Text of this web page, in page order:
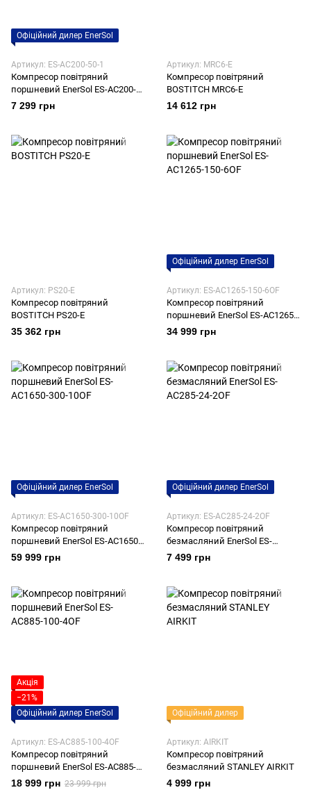
Офіційний дилер EnerSol
Артикул: ES-AC200-50-1
Компресор повітряний
поршневий EnerSol ES-AC200-
50-1
7 299 грн
Артикул: MRC6-E
Компресор повітряний
BOSTITCH MRC6-E
14 612 грн
Артикул: PS20-E
Компресор повітряний
BOSTITCH PS20-E
35 362 грн
Офіційний дилер EnerSol
Артикул: ES-AC1265-150-6OF
Компресор повітряний
поршневий EnerSol ES-AC1265-
150-6OF
34 999 грн
Офіційний дилер EnerSol
Артикул: ES-AC1650-300-10OF
Компресор повітряний
поршневий EnerSol ES-AC1650-
300-10OF
59 999 грн
Офіційний дилер EnerSol
Артикул: ES-AC285-24-2OF
Компресор повітряний
безмасляний EnerSol ES-
AC285-24-2OF
7 499 грн
Акція
−21%
Офіційний дилер EnerSol
Артикул: ES-AC885-100-4OF
Компресор повітряний
поршневий EnerSol ES-AC885-
100-4OF
18 999 грн 23 999 грн
Офіційний дилер
Артикул: AIRKIT
Компресор повітряний
безмасляний STANLEY AIRKIT
4 999 грн